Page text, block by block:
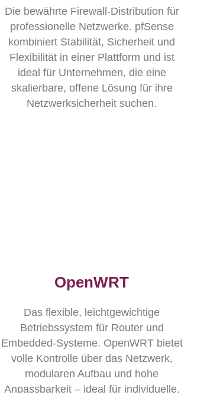
Die bewährte Firewall-Distribution für
professionelle Netzwerke. pfSense
kombiniert Stabilität, Sicherheit und
Flexibilität in einer Plattform und ist
ideal für Unternehmen, die eine
skalierbare, offene Lösung für ihre
Netzwerksicherheit suchen.
OpenWRT
Das flexible, leichtgewichtige
Betriebssystem für Router und
Embedded-Systeme. OpenWRT bietet
volle Kontrolle über das Netzwerk,
modularen Aufbau und hohe
Anpassbarkeit – ideal für individuelle,